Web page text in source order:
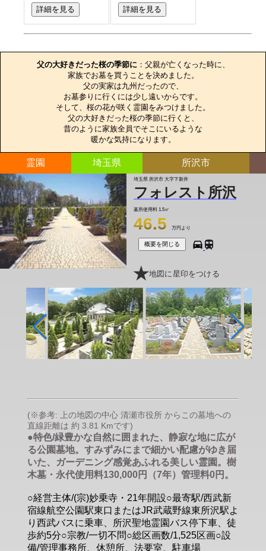
詳細を見る 詳細を見る
父の大好きだった桜の季節に：父親が亡くなった時に、
家族でお墓を買うことを決めました。
父の実家は九州だったので、
お墓参りに行くには少し遠いからです。
そして、桜の花が咲く霊園をみつけました。
父の大好きだった桜の季節に行くと、
昔のように家族全員でそこにいるような
暖かな気持になります。
霊園 埼玉県 所沢市
埼玉県 所沢市 大字下新井
フォレスト所沢
墓所使用料 1.5㎡
46.5 万円より
概要を閉じる
地図に星印をつける
(※参考: 上の地図の中心 清瀬市役所 からこの墓地への
直線距離は 約 3.81 Kmです)
●特色/緑豊かな自然に囲まれた、静寂な地に広が
る公園墓地。すみずみにまで細かい配慮がゆき届
いた、ガーデニング感覚あふれる美しい霊園。樹
木墓・永代使用料130,000円（7年）管理料0円。
○経営主体/(宗)妙乗寺・21年開設○最寄駅/西武新
宿線航空公園駅東口またはJR武蔵野線東所沢駅よ
り西武バスに乗車、所沢聖地霊園バス停下車、徒
歩約5分○宗教/一切不問○総区画数/1,525区画○設
備/管理事務所、休憩所、法要室、駐車場